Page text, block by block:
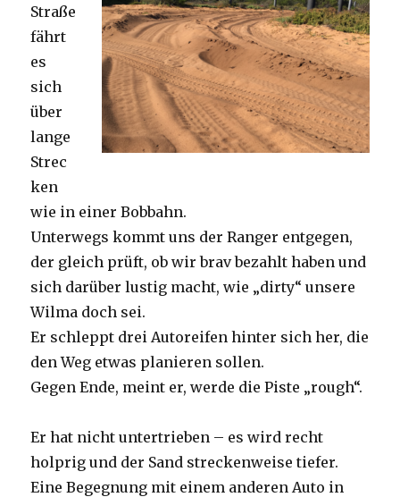
Straße
fährt
es
sich
über
lange
Strec
ken
wie in einer Bobbahn.
Unterwegs kommt uns der Ranger entgegen,
der gleich prüft, ob wir brav bezahlt haben und
sich darüber lustig macht, wie „dirty“ unsere
Wilma doch sei.
Er schleppt drei Autoreifen hinter sich her, die
den Weg etwas planieren sollen.
Gegen Ende, meint er, werde die Piste „rough“.
Er hat nicht untertrieben – es wird recht
holprig und der Sand streckenweise tiefer.
Eine Begegnung mit einem anderen Auto in